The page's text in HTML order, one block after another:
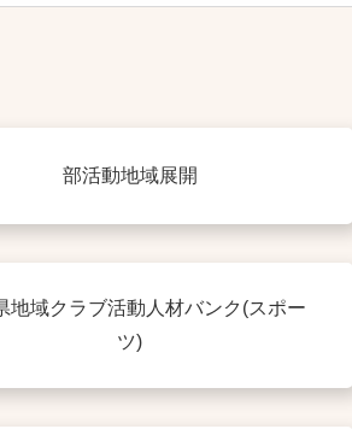
部活動地域展開
地域クラブ活動人材バンク(スポー
ツ)